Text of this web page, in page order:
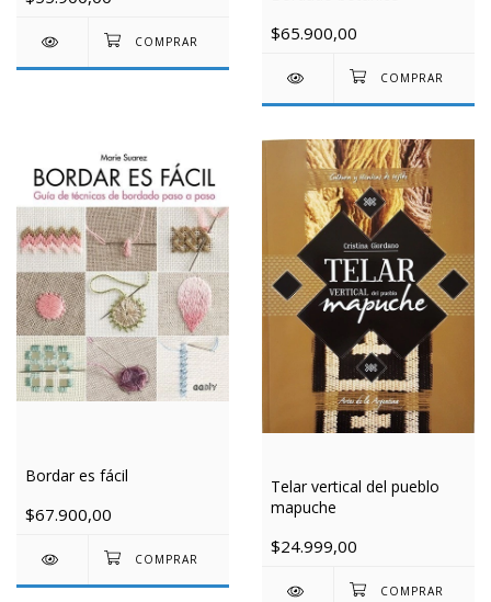
$65.900,00
Bordar es fácil
$67.900,00
Telar vertical del pueblo
mapuche
$24.999,00